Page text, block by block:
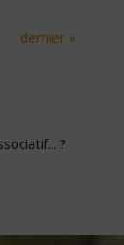
dernier »
?